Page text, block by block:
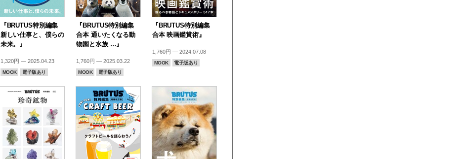
『BRUTUS特別編集
新しい仕事と、僕らの
未来。』
1,320円 — 2025.04.23
MOOK 電子版あり
『BRUTUS特別編集
合本 通いたくなる動
物園と水族 …』
1,760円 — 2025.03.22
MOOK 電子版あり
『BRUTUS特別編集
合本 映画鑑賞術』
1,760円 — 2024.07.08
MOOK 電子版あり